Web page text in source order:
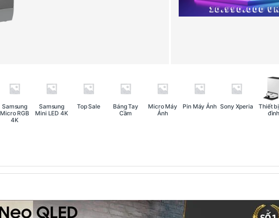
Samsung
Micro RGB
4K
Samsung
Mini LED 4K
Top Sale
Báng Tay
Cầm
Micro Máy
Ảnh
Pin Máy Ảnh Sony Xperia
Thiết